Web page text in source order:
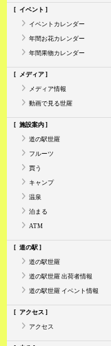
イベント
イベントカレンダー
年間お花カレンダー
年間果物カレンダー
メディア
メディア情報
動画で見る世羅
施設案内
道の駅世羅
フルーツ
買う
キャンプ
温泉
泊まる
ATM
道の駅
道の駅世羅
道の駅世羅 出荷者情報
道の駅世羅 イベント情報
アクセス
アクセス